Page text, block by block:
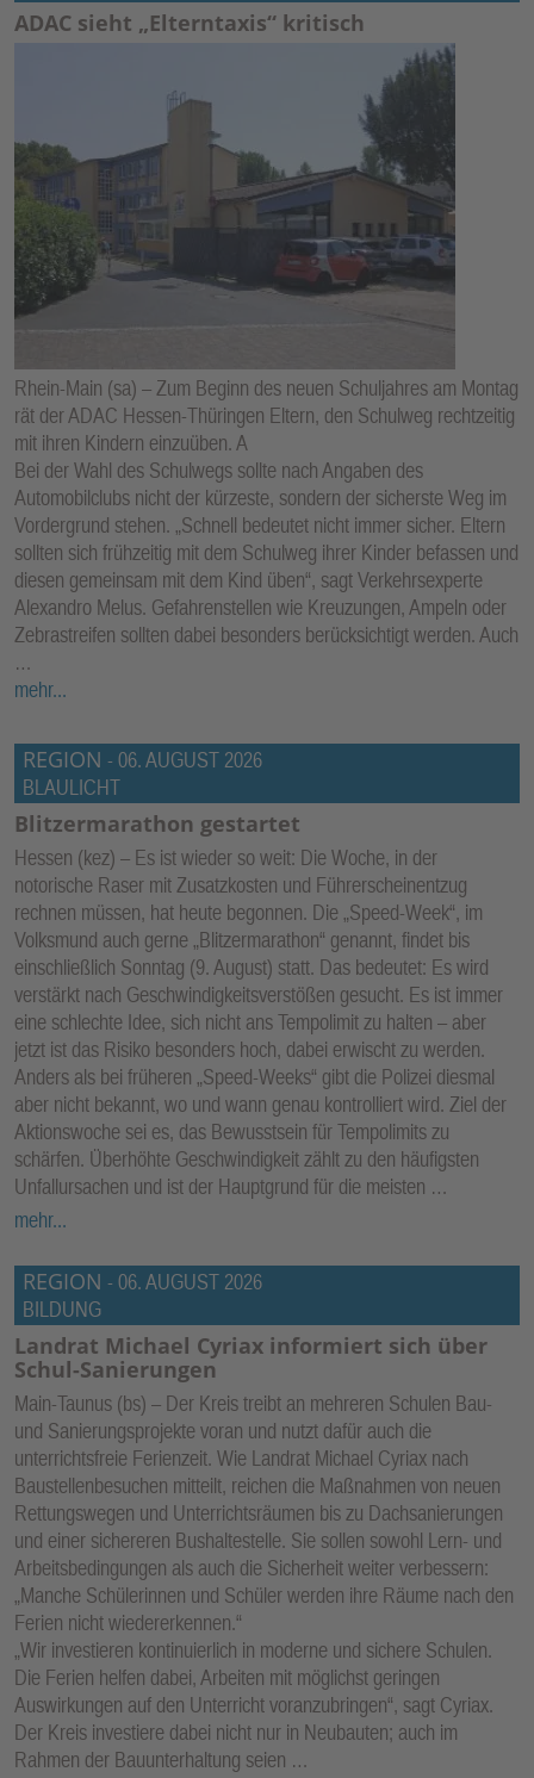
ADAC sieht „Elterntaxis“ kritisch
Rhein-Main (sa) – Zum Beginn des neuen Schuljahres am Montag
rät der ADAC Hessen-Thüringen Eltern, den Schulweg rechtzeitig
mit ihren Kindern einzuüben. A
Bei der Wahl des Schulwegs sollte nach Angaben des
Automobilclubs nicht der kürzeste, sondern der sicherste Weg im
Vordergrund stehen. „Schnell bedeutet nicht immer sicher. Eltern
sollten sich frühzeitig mit dem Schulweg ihrer Kinder befassen und
diesen gemeinsam mit dem Kind üben“, sagt Verkehrsexperte
Alexandro Melus. Gefahrenstellen wie Kreuzungen, Ampeln oder
Zebrastreifen sollten dabei besonders berücksichtigt werden. Auch
…
mehr...
REGION - 06. AUGUST 2026
BLAULICHT
Blitzermarathon gestartet
Hessen (kez) – Es ist wieder so weit: Die Woche, in der
notorische Raser mit Zusatzkosten und Führerscheinentzug
rechnen müssen, hat heute begonnen. Die „Speed-Week“, im
Volksmund auch gerne „Blitzermarathon“ genannt, findet bis
einschließlich Sonntag (9. August) statt. Das bedeutet: Es wird
verstärkt nach Geschwindigkeitsverstößen gesucht. Es ist immer
eine schlechte Idee, sich nicht ans Tempolimit zu halten – aber
jetzt ist das Risiko besonders hoch, dabei erwischt zu werden.
Anders als bei früheren „Speed-Weeks“ gibt die Polizei diesmal
aber nicht bekannt, wo und wann genau kontrolliert wird. Ziel der
Aktionswoche sei es, das Bewusstsein für Tempolimits zu
schärfen. Überhöhte Geschwindigkeit zählt zu den häufigsten
Unfallursachen und ist der Hauptgrund für die meisten …
mehr...
REGION - 06. AUGUST 2026
BILDUNG
Landrat Michael Cyriax informiert sich über
Schul-Sanierungen
Main-Taunus (bs) – Der Kreis treibt an mehreren Schulen Bau-
und Sanierungsprojekte voran und nutzt dafür auch die
unterrichtsfreie Ferienzeit. Wie Landrat Michael Cyriax nach
Baustellenbesuchen mitteilt, reichen die Maßnahmen von neuen
Rettungswegen und Unterrichtsräumen bis zu Dachsanierungen
und einer sichereren Bushaltestelle. Sie sollen sowohl Lern- und
Arbeitsbedingungen als auch die Sicherheit weiter verbessern:
„Manche Schülerinnen und Schüler werden ihre Räume nach den
Ferien nicht wiedererkennen.“
„Wir investieren kontinuierlich in moderne und sichere Schulen.
Die Ferien helfen dabei, Arbeiten mit möglichst geringen
Auswirkungen auf den Unterricht voranzubringen“, sagt Cyriax.
Der Kreis investiere dabei nicht nur in Neubauten; auch im
Rahmen der Bauunterhaltung seien …